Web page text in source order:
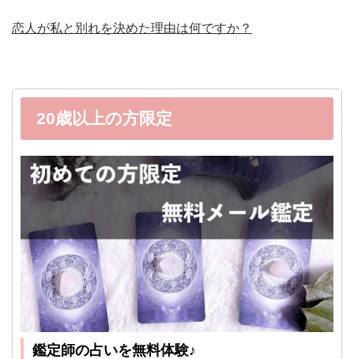
恋人が私と別れを決めた理由は何ですか？
20歳以上の方限定
鑑定師の占いを無料体験♪